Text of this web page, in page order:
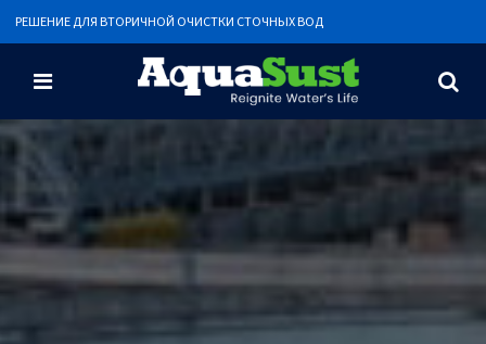
РЕШЕНИЕ ДЛЯ ВТОРИЧНОЙ ОЧИСТКИ СТОЧНЫХ ВОД